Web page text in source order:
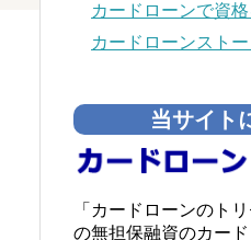
カードローンで資
カードローンスト
当サイト
「カードローンのト
の無担保融資のカー